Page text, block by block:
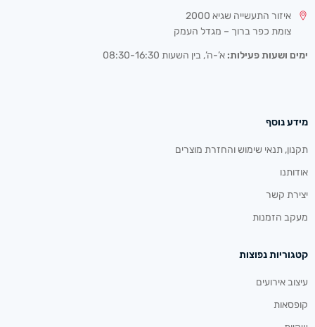
איזור התעשייה שגיא 2000
צומת כפר ברוך – מגדל העמק
ימים ושעות פעילות: א’-ה’, בין השעות 08:30-16:30
מידע נוסף
תקנון, תנאי שימוש והחזרת מוצרים
אודותנו
יצירת קשר
מעקב הזמנות
קטגוריות נפוצות
עיצוב אירועים
קופסאות